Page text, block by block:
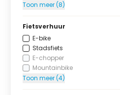
Toon meer (8)
Fietsverhuur
E-bike
Stadsfiets
E-chopper
Mountainbike
Toon meer (4)